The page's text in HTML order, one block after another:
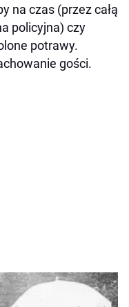
na czas (przez całą
policyjna) czy
potrawy.
gości.